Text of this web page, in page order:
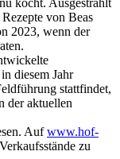
von Beas
2023, wenn der
diesem Jahr
stattfindet,
der aktuellen
Aufwww.hof-
zu